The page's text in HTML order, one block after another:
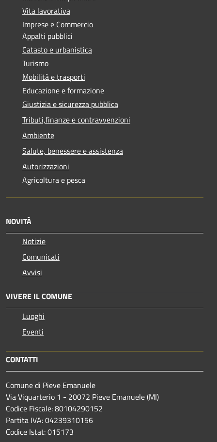
Vita lavorativa
Imprese e Commercio
Appalti pubblici
Catasto e urbanistica
Turismo
Mobilità e trasporti
Educazione e formazione
Giustizia e sicurezza pubblica
Tributi,finanze e contravvenzioni
Ambiente
Salute, benessere e assistenza
Autorizzazioni
Agricoltura e pesca
NOVITÀ
Notizie
Comunicati
Avvisi
VIVERE IL COMUNE
Luoghi
Eventi
CONTATTI
Comune di Pieve Emanuele
Via Viquarterio 1 - 20072 Pieve Emanuele (MI)
Codice Fiscale: 80104290152
Partita IVA: 04239310156
Codice Istat: 015173